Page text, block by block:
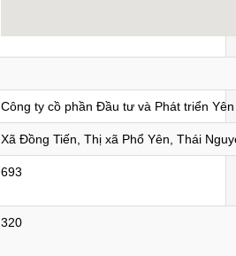
Công ty cồ phần Đầu tư và Phát triển
Xã Đồng Tiến, Thị xã Phổ Yên, Thái
693
320